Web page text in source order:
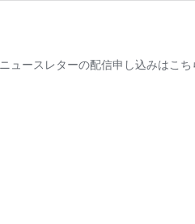
ニュースレターの配信申し込みはこ